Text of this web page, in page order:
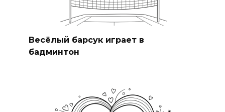
Весёлый барсук играет в
бадминтон